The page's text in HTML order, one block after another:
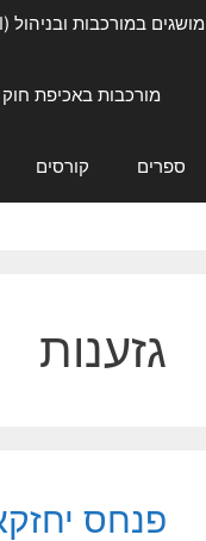
מושגים במורכבות ובניהול (WIKI)
מורכבות באכיפת חוק
ספרים קורסים
גזענות
פנחס